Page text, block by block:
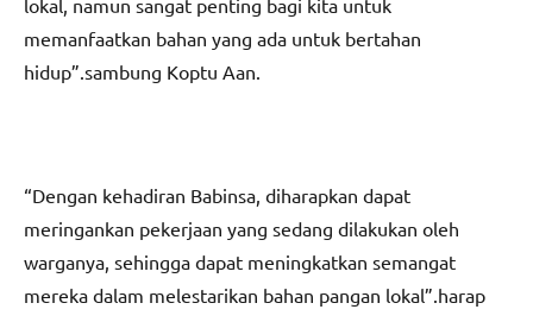
memanfaatkan bahan yang ada untuk bertahan
hidup”.sambung Koptu Aan.
“Dengan kehadiran Babinsa, diharapkan dapat
meringankan pekerjaan yang sedang dilakukan oleh
warganya, sehingga dapat meningkatkan semangat
mereka dalam melestarikan bahan pangan lokal”.harap